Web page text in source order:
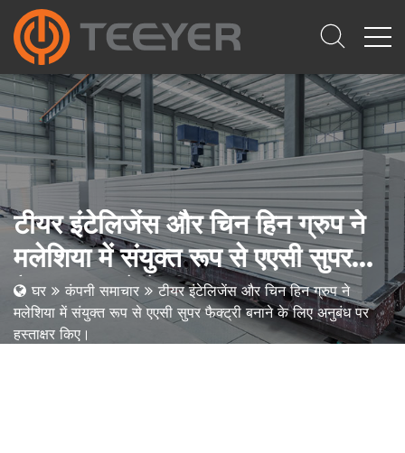
टीयर इंटेलिजेंस और चिन हिन ग्रुप ने
मलेशिया में संयुक्त रूप से एएसी सुपर
फैक्ट्री बनाने के लिए अनुबंध पर
हस्ताक्षर किए।
घर कंपनी समाचार
टीयर इंटेलिजेंस और चिन हिन ग्रुप ने
मलेशिया में संयुक्त रूप से एएसी सुपर फैक्ट्री बनाने के लिए अनुबंध पर
हस्ताक्षर किए।